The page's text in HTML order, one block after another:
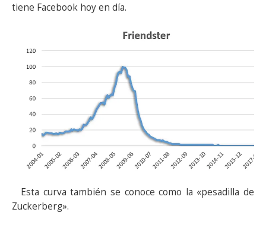
tiene Facebook hoy en día.
Esta curva también se conoce como la «pesadilla de
Zuckerberg».